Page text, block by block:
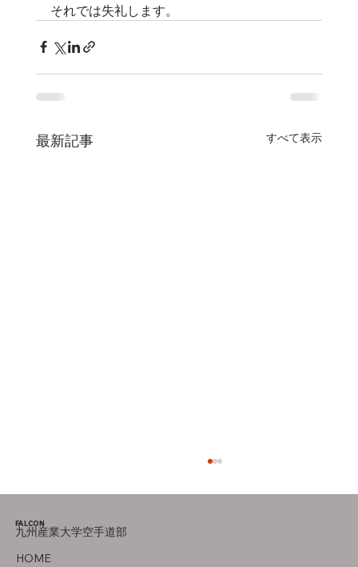
それでは失礼します。
最新記事 すべて表示
父について
HOME
FALCON
九州産業大学空手道部